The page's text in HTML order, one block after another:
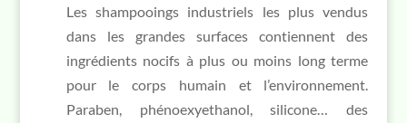
Les shampooings industriels les plus vendus
dans les grandes surfaces contiennent des
ingrédients nocifs à plus ou moins long terme
pour le corps humain et l’environnement.
Paraben, phénoexyethanol, silicone… des